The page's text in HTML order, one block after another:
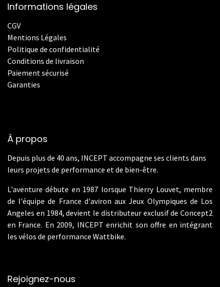
Informations légales
CGV
Mentions Légales
Politique de confidentialité
Conditions de livraison
Paiement sécurisé
Garanties
À propos
Depuis plus de 40 ans, INCEPT accompagne ses clients dans
leurs projets de performance et de bien-être.
L'aventure débute en 1987 lorsque Thierry Louvet, membre
de l'équipe de France d'aviron aux Jeux Olympiques de Los
Angeles en 1984, devient le distributeur exclusif de Concept2
en France. En 2009, INCEPT enrichit son offre en intégrant
les vélos de performance Wattbike.
Rejoignez-nous